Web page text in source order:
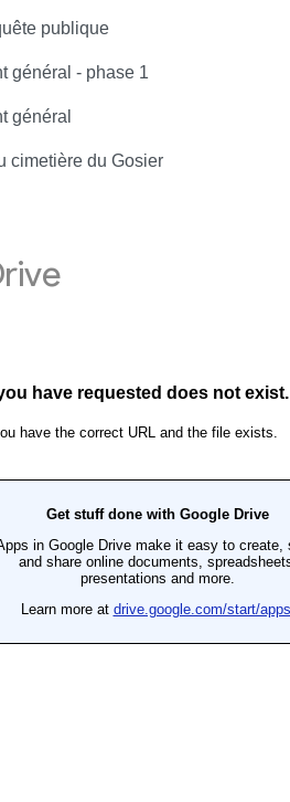
publique
général - phase 1
général
cimetière du Gosier